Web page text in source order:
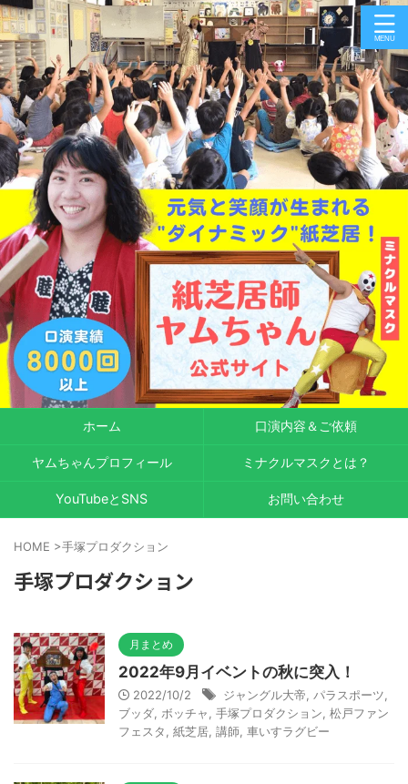
ホーム 口演内容＆ご依頼
ヤムちゃんプロフィール ミナクルマスクとは？
YouTubeとSNS お問い合わせ
HOME >手塚プロダクション
手塚プロダクション
月まとめ
2022年9月イベントの秋に突入！
2022/10/2 ジャングル大帝 パラスポーツ
ブッダ ボッチャ 手塚プロダクション 松戸ファン
フェスタ
紙芝居 講師 車いすラグビー